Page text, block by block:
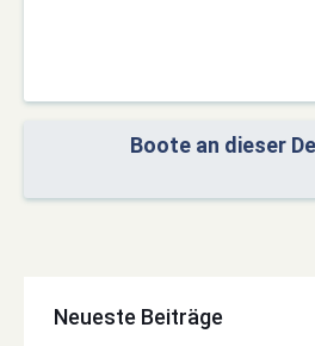
Boote an dieser
Neueste Beiträge